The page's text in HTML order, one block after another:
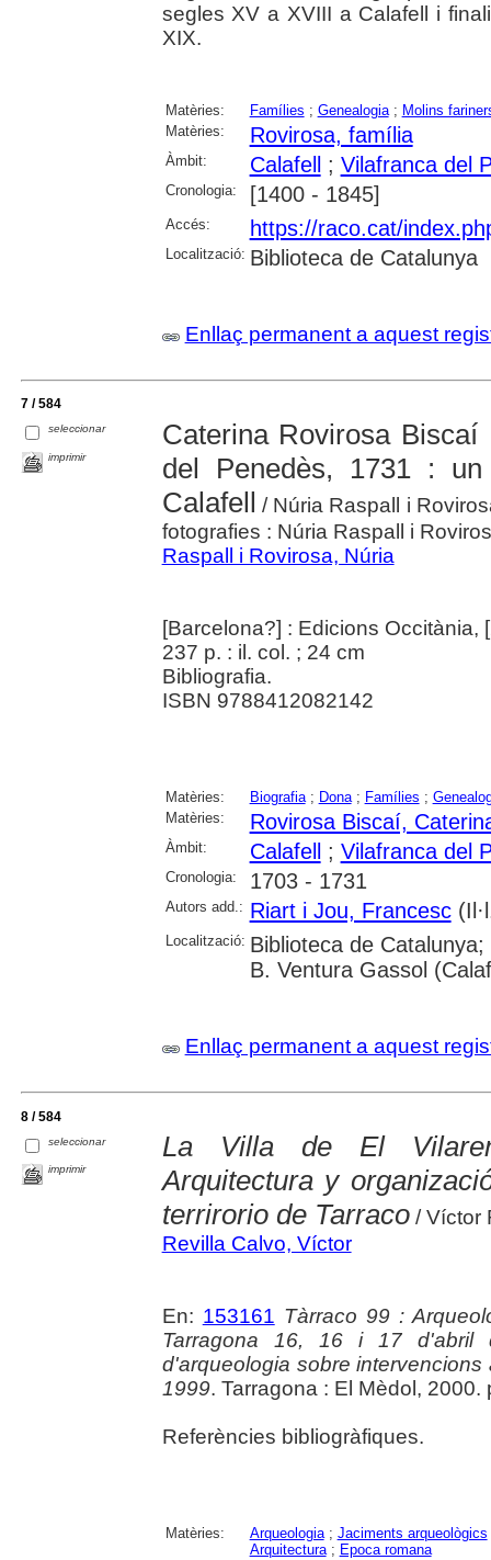
segles XV a XVIII a Calafell i
XIX.
Matèries: Famílies ; Genealogia; Molins
Matèries:
Rovirosa, família
Àmbit: Calafell; Vilafranca del
Cronologia: [1400 - 1845]
Accés: https://raco.cat/
Localització: Biblioteca de Catalunya
Enllaç permanent a aquest
7 / 584
seleccionar
imprimir
Caterina Rovirosa
del Penedès, 1731 :
Calafell / Núria Raspall i
fotografies : Núria Raspall i
Raspall i Rovirosa, Núria
[Barcelona?] : Edicions Occitània,
237 p. : il. col. ; 24 cm
Bibliografia.
ISBN 9788412082142
Matèries: Biografia; Dona; Famílies ;
Matèries:
Rovirosa Biscaí,
Àmbit: Calafell; Vilafranca del
Cronologia: 1703 - 1731
Autors add.: Riart i Jou, Francesc
Localització: Biblioteca de
B. Ventura Gassol
Enllaç permanent a aquest
8 / 584
seleccionar
imprimir
La Villa de El
Arquitectura y
terrirorio de Tarraco/ Víctor
Revilla Calvo, Víctor
En: 153161 Tàrraco 99 :
Tarragona 16, 16 i 17
d'arqueologia sobre
1999. Tarragona : El Mèdol, 2000.
Referències bibliogràfiques.
Matèries: Arqueologia; Jaciments arqueològics
Arquitectura; Epoca romana